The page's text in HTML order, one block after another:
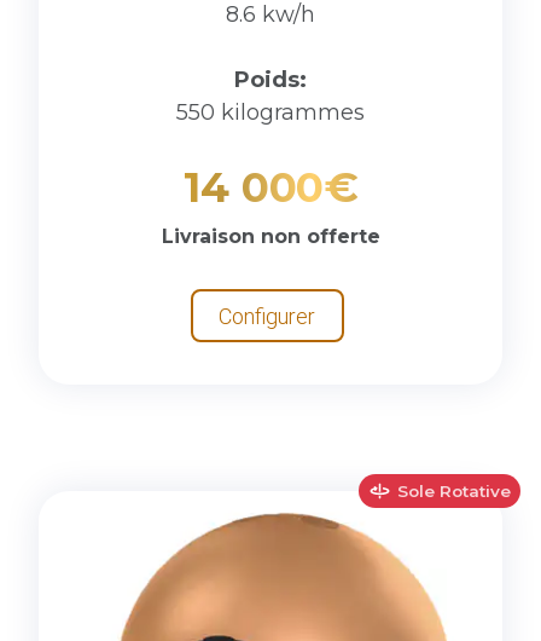
8.6 kw/h
Poids:
550 kilogrammes
14 000€
Livraison non offerte
Configurer
Sole Rotative